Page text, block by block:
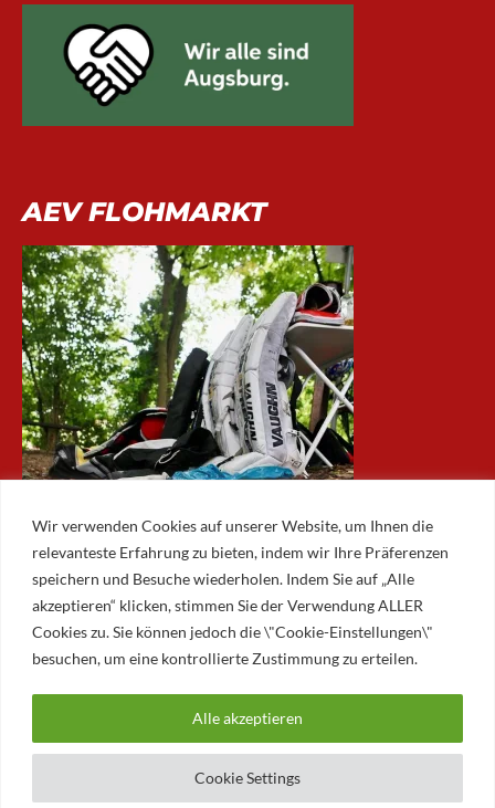
Wir verwenden Cookies auf unserer Website, um Ihnen die
relevanteste Erfahrung zu bieten, indem wir Ihre Präferenzen
speichern und Besuche wiederholen. Indem Sie auf „Alle
akzeptieren“ klicken, stimmen Sie der Verwendung ALLER
Cookies zu. Sie können jedoch die \"Cookie-Einstellungen\"
besuchen, um eine kontrollierte Zustimmung zu erteilen.
Cookie Settings
Alle akzeptieren
AEV FLOHMARKT
ARCHIV
Archiv
© 2026 AUGSBURGER EISLAUFVEREIN E.V.
AUGSBURGER EV